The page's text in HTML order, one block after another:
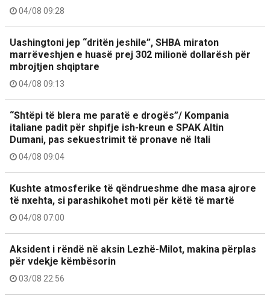
04/08 09:28
Uashingtoni jep “dritën jeshile”, SHBA miraton
marrëveshjen e huasë prej 302 milionë dollarësh për
mbrojtjen shqiptare
04/08 09:13
“Shtëpi të blera me paratë e drogës”/ Kompania
italiane padit për shpifje ish-kreun e SPAK Altin
Dumani, pas sekuestrimit të pronave në Itali
04/08 09:04
Kushte atmosferike të qëndrueshme dhe masa ajrore
të nxehta, si parashikohet moti për këtë të martë
04/08 07:00
Aksident i rëndë në aksin Lezhë-Milot, makina përplas
për vdekje këmbësorin
03/08 22:56